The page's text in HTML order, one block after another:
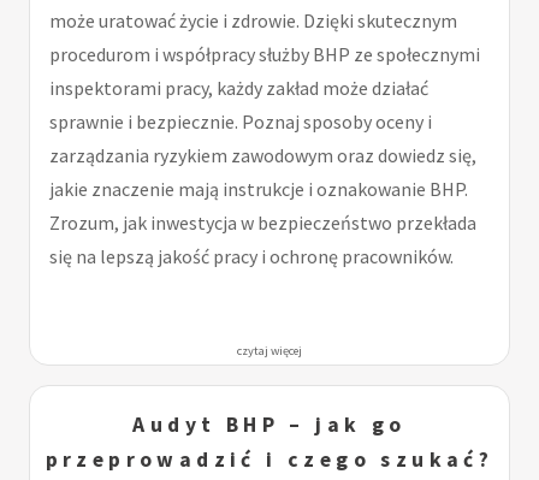
może uratować życie i zdrowie. Dzięki skutecznym
procedurom i współpracy służby BHP ze społecznymi
inspektorami pracy, każdy zakład może działać
sprawnie i bezpiecznie. Poznaj sposoby oceny i
zarządzania ryzykiem zawodowym oraz dowiedz się,
jakie znaczenie mają instrukcje i oznakowanie BHP.
Zrozum, jak inwestycja w bezpieczeństwo przekłada
się na lepszą jakość pracy i ochronę pracowników.
czytaj więcej
Audyt BHP – jak go
przeprowadzić i czego szukać?